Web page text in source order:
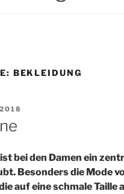
BEKLEIDUNG
bei den Damen ein
Besonders die Mode
auf eine schmale